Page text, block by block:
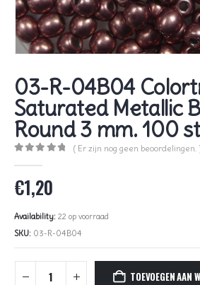
03-R-04B04
Saturated Metallic
Round 3 mm. 100
( Er zijn nog geen beoordelingen.
€1,20
Availability: 22 op voorraad
SKU: 03-R-04B04
TOEVOEGEN AAN